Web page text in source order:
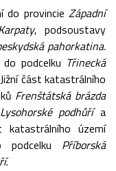
do provincie Západní
, podsoustavy
pahorkatina.
podcelku Třinecká
Jižní část katastrálního
Frenštátská brázda
Lysohorské podhůřía
katastrálního území
podcelku Příborská
.